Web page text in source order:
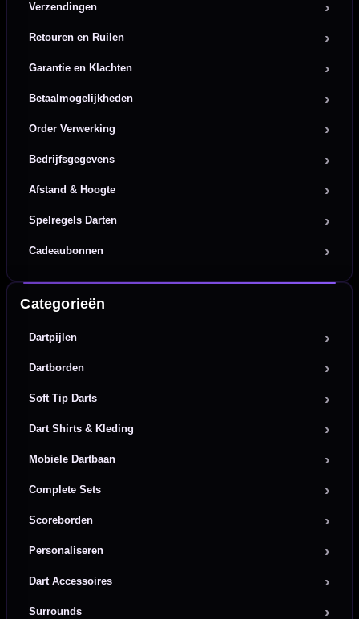
Verzendingen
Retouren en Ruilen
Garantie en Klachten
Betaalmogelijkheden
Order Verwerking
Bedrijfsgegevens
Afstand & Hoogte
Spelregels Darten
Cadeaubonnen
Categorieën
Dartpijlen
Dartborden
Soft Tip Darts
Dart Shirts & Kleding
Mobiele Dartbaan
Complete Sets
Scoreborden
Personaliseren
Dart Accessoires
Surrounds